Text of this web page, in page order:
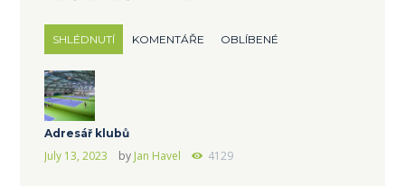
SHLÉDNUTÍ KOMENTÁŘE OBLÍBENÉ
Adresář klubů
July 13, 2023 by Jan Havel 4129